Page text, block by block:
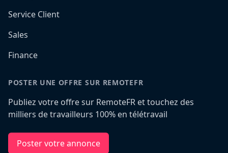
Service Client
Sales
Finance
POSTER UNE OFFRE SUR REMOTEFR
Publiez votre offre sur RemoteFR et touchez des
milliers de travailleurs 100% en télétravail
Poster votre annonce